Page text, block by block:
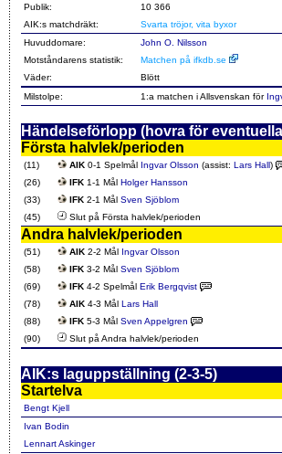
Publik:
10 366
AIK:s matchdräkt:
Svarta tröjor, vita byxor
Huvuddomare:
John O. Nilsson
Motståndarens statistik:
Matchen på ifkdb.se
Väder:
Blött
Milstolpe:
1:a matchen i Allsvenskan för
Händelseförlopp (hovra för
Första halvlek/perioden
(11) AIK 0-1 Spelmål Ingvar Olsson (assist: Lars Hall)
(26)
IFK 1-1 Mål Holger Hansson
(33)
IFK 2-1 Mål Sven Sjöblom
(45)
Slut på Första halvlek/perioden
Andra halvlek/perioden
(51) AIK 2-2 Mål Ingvar Olsson
(58)
IFK 3-2 Mål Sven Sjöblom
(69)
IFK 4-2 Spelmål Erik Bergqvist
(78)
AIK 4-3 Mål Lars Hall
(88)
IFK 5-3 Mål Sven Appelgren
(90)
Slut på Andra halvlek/perioden
AIK:s laguppställning (2-3-5)
Startelva
Bengt Kjell
Ivan Bodin
Lennart Askinger